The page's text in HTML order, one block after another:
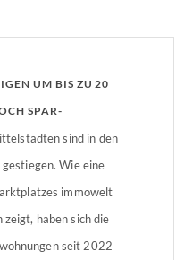
UM BIS ZU 20
SPAR-
sind in den
Wie eine
immowelt
haben sich die
seit 2022